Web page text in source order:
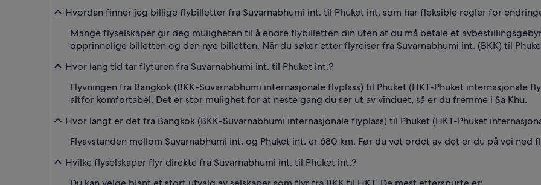
Hvordan finner jeg billige flybilletter fra Suvarnabhumi int. til Phuket int. som har fleksible regler for
Mange flyselskaper gir deg muligheten til å endre flybilletten din uten at du må betale et
opprinnelige billetten og den nye billetten. Når du søker etter flyreiser fra Suvarnabhumi int. (BKK) til
Hvor lang tid tar flyturen fra Suvarnabhumi int. til Phuket int.?
Flyvningen fra Bangkok (BKK-Suvarnabhumi internasjonale flyplass) til Phuket (HKT-Phuket internasjonale
altfor komfortabel. Det er stor mulighet for at neste gang du ser ut av vinduet, så er du fremme i Sa Khu.
Hvor langt er det fra Bangkok (BKK-Suvarnabhumi internasjonale flyplass) til Phuket (HKT-Phuket
Flyavstanden mellom Suvarnabhumi int. og Phuket int. er 680 km. Før du vet ordet av det er du på vei
Hvilke flyselskaper flyr direkte fra Suvarnabhumi int. til Phuket int.?